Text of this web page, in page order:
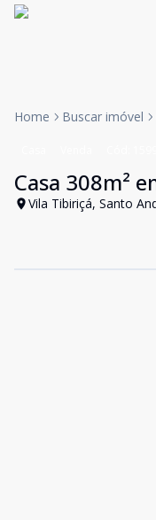
Home Buscar imóvel
Casa 308m²
Vila Tibiriçá, Santo